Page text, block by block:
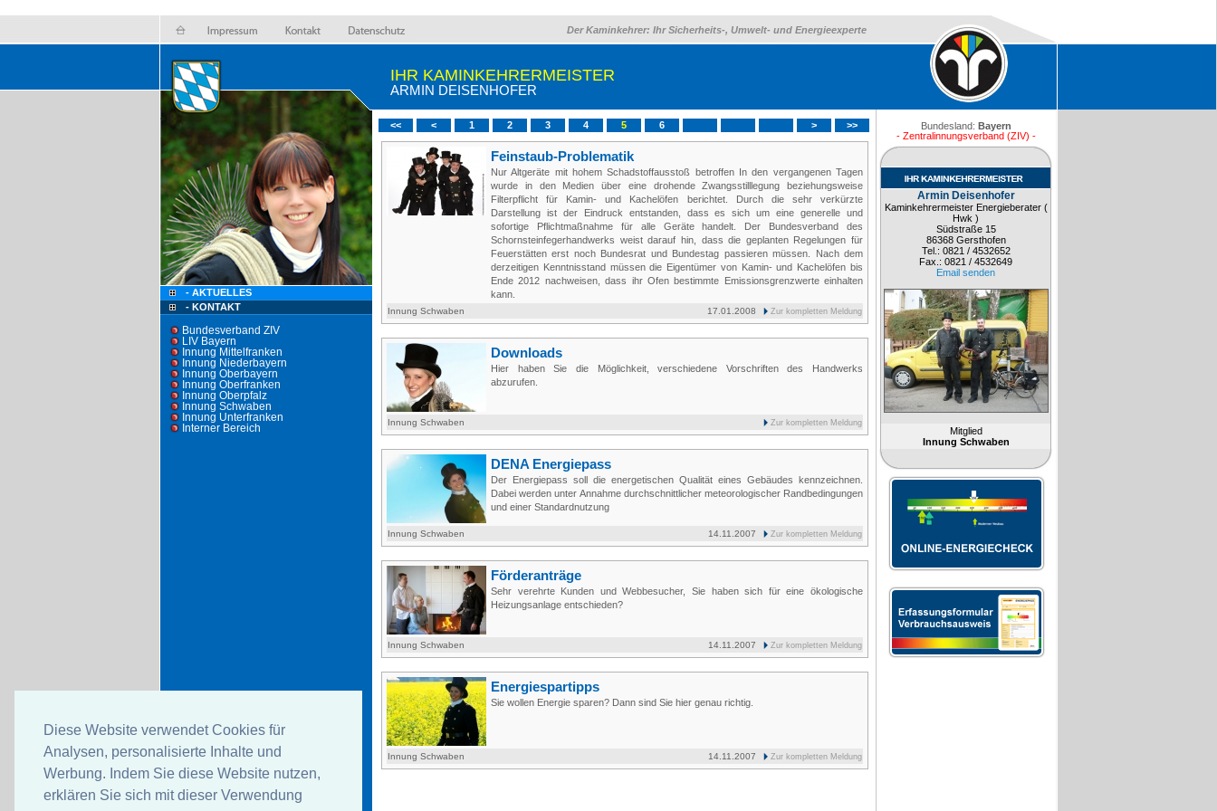
Diese Website verwendet Cookies für
Analysen, personalisierte Inhalte und
Werbung. Indem Sie diese Website nutzen,
erklären Sie sich mit dieser Verwendung
Der Kaminkehrer: Ihr Sicherheits-, Umwelt- und Energieexperte
- AKTUELLES
- KONTAKT
Bundesverband ZIV
LIV Bayern
Innung Mittelfranken
Innung Niederbayern
Innung Oberbayern
Innung Oberfranken
Innung Oberpfalz
Innung Schwaben
Innung Unterfranken
Interner Bereich
IHR KAMINKEHRERMEISTER
ARMIN DEISENHOFER
<< < 1 2 3 4 5 6 > >>
Feinstaub-Problematik
Nur Altgeräte mit hohem Schadstoffausstoß betroffen In den vergangenen Tagen
wurde in den Medien über eine drohende Zwangsstilllegung beziehungsweise
Filterpflicht für Kamin- und Kachelöfen berichtet. Durch die sehr verkürzte
Darstellung ist der Eindruck entstanden, dass es sich um eine generelle und
sofortige Pflichtmaßnahme für alle Geräte handelt. Der Bundesverband des
Schornsteinfegerhandwerks weist darauf hin, dass die geplanten Regelungen für
Feuerstätten erst noch Bundesrat und Bundestag passieren müssen. Nach dem
derzeitigen Kenntnisstand müssen die Eigentümer von Kamin- und Kachelöfen bis
Ende 2012 nachweisen, dass ihr Ofen bestimmte Emissionsgrenzwerte einhalten
kann.
Zur kompletten Meldung
17.01.2008
Innung Schwaben
Downloads
Hier haben Sie die Möglichkeit, verschiedene Vorschriften des Handwerks
abzurufen.
Zur kompletten Meldung
Innung Schwaben
DENA Energiepass
Der Energiepass soll die energetischen Qualität eines Gebäudes kennzeichnen.
Dabei werden unter Annahme durchschnittlicher meteorologischer Randbedingungen
und einer Standardnutzung
Zur kompletten Meldung
14.11.2007
Innung Schwaben
Förderanträge
Sehr verehrte Kunden und Webbesucher, Sie haben sich für eine ökologische
Heizungsanlage entschieden?
Zur kompletten Meldung
14.11.2007
Innung Schwaben
Energiespartipps
Sie wollen Energie sparen? Dann sind Sie hier genau richtig.
Zur kompletten Meldung
14.11.2007
Innung Schwaben
Bundesland: Bayern
- Zentralinnungsverband (ZIV) -
Armin Deisenhofer
Kaminkehrermeister Energieberater (
Hwk )
Südstraße 15
86368 Gersthofen
Tel.: 0821 / 4532652
Fax.: 0821 / 4532649
Email senden
Mitglied
Innung Schwaben